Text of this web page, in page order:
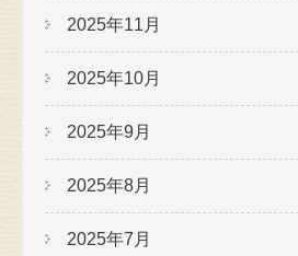
2025年11月
2025年10月
2025年9月
2025年8月
2025年7月